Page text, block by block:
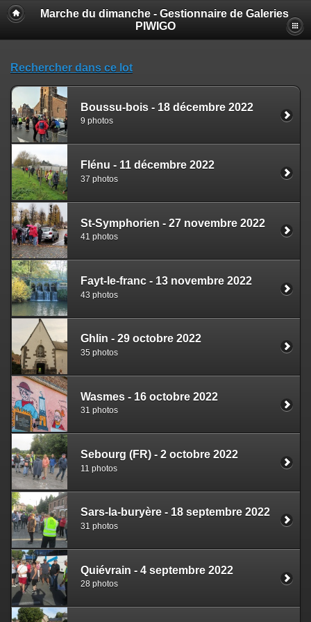
Marche du dimanche - Gestionnaire de Galeries
PIWIGO
Rechercher dans ce lot
Boussu-bois - 18 décembre 2022
9 photos
Flénu - 11 décembre 2022
37 photos
St-Symphorien - 27 novembre 2022
41 photos
Fayt-le-franc - 13 novembre 2022
43 photos
Ghlin - 29 octobre 2022
35 photos
Wasmes - 16 octobre 2022
31 photos
Sebourg (FR) - 2 octobre 2022
11 photos
Sars-la-buryère - 18 septembre 2022
31 photos
Quiévrain - 4 septembre 2022
28 photos